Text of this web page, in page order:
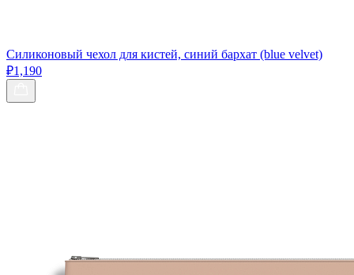
Силиконовый чехол для кистей, синий бархат (blue velvet)
₽1,190